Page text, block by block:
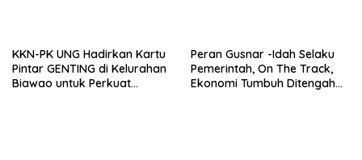
KKN-PK UNG Hadirkan Kartu
Pintar GENTING di Kelurahan
Biawao untuk Perkuat
Peran Gusnar -Idah Selaku
Pemerintah, On The Track,
Ekonomi Tumbuh Ditengah